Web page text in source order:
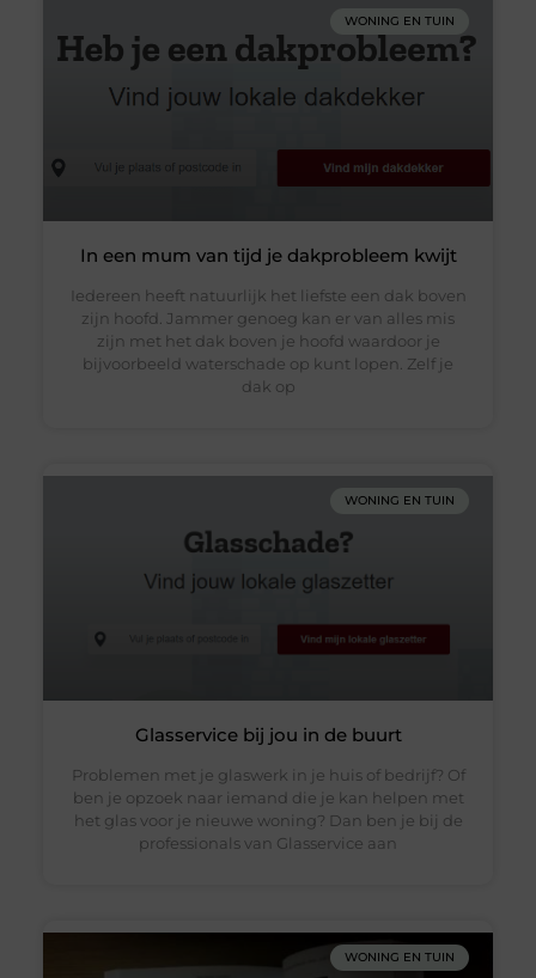
WONING EN TUIN
In een mum van tijd je dakprobleem kwijt
Iedereen heeft natuurlijk het liefste een dak boven
zijn hoofd. Jammer genoeg kan er van alles mis
zijn met het dak boven je hoofd waardoor je
bijvoorbeeld waterschade op kunt lopen. Zelf je
dak op
WONING EN TUIN
Glasservice bij jou in de buurt
Problemen met je glaswerk in je huis of bedrijf? Of
ben je opzoek naar iemand die je kan helpen met
het glas voor je nieuwe woning? Dan ben je bij de
professionals van Glasservice aan
WONING EN TUIN